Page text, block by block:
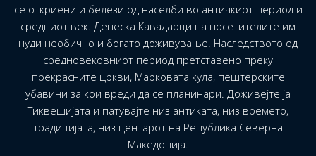
се откриени и белези од населби во античкиот период и
средниот век. Денеска Кавадарци на посетителите им
нуди необично и богато доживување. Наследството од
средновековниот период претставено преку
прекрасните цркви, Марковата кула, пештерските
убавини за кои вреди да се планинари. Доживејте ја
Тиквешијата и патувајте низ антиката, низ времето,
традицијата, низ центарот на Република Северна
Македонија.